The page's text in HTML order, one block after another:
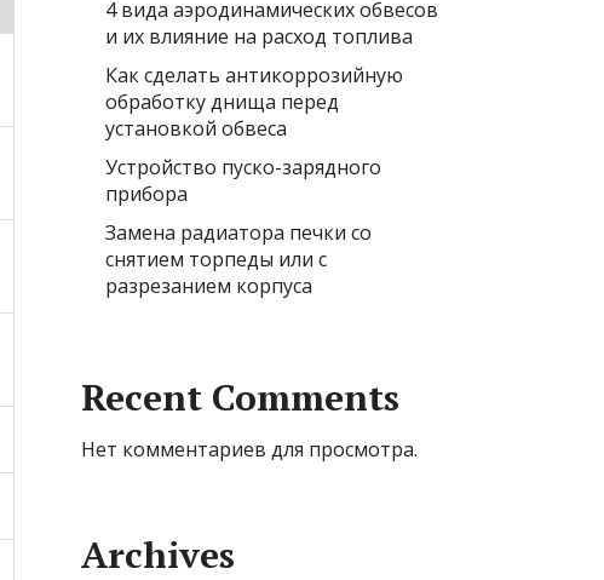
4 вида аэродинамических обвесов
и их влияние на расход топлива
Как сделать антикоррозийную
обработку днища перед
установкой обвеса
Устройство пуско-зарядного
прибора
Замена радиатора печки со
снятием торпеды или с
разрезанием корпуса
Recent Comments
Нет комментариев для просмотра.
Archives